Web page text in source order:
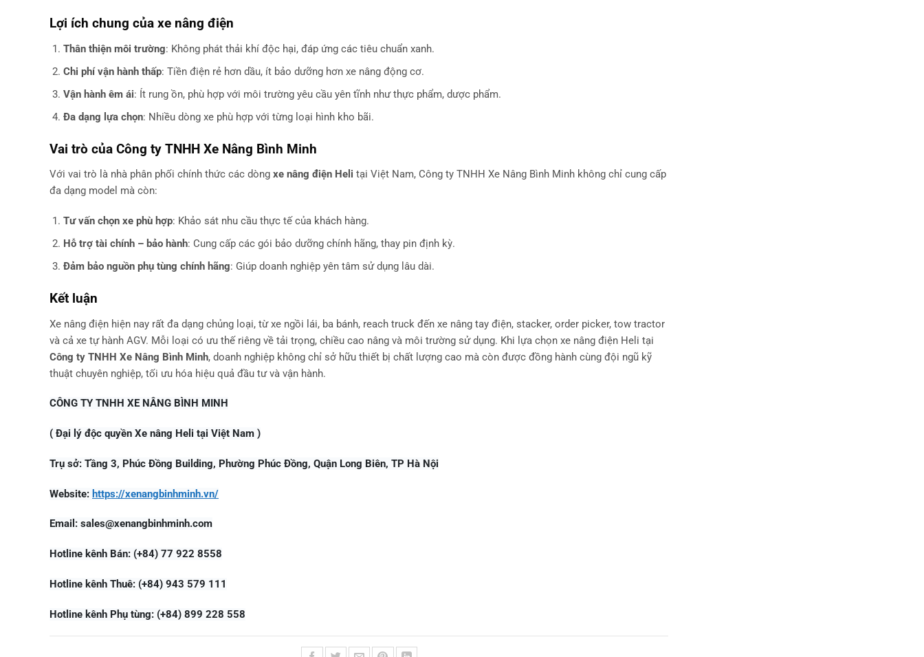
Lợi ích chung của xe nâng điện
Thân thiện môi trường: Không phát thải khí độc hại, đáp ứng các tiêu chuẩn xanh.
Chi phí vận hành thấp: Tiền điện rẻ hơn dầu, ít bảo dưỡng hơn xe nâng động cơ.
Vận hành êm ái: Ít rung ồn, phù hợp với môi trường yêu cầu yên tĩnh như thực phẩm, dược phẩm.
Đa dạng lựa chọn: Nhiều dòng xe phù hợp với từng loại hình kho bãi.
Vai trò của Công ty TNHH Xe Nâng Bình Minh
Với vai trò là nhà phân phối chính thức các dòng xe nâng điện Heli tại Việt Nam, Công ty TNHH Xe Nâng Bình Minh không chỉ cung cấp
đa dạng model mà còn:
Tư vấn chọn xe phù hợp: Khảo sát nhu cầu thực tế của khách hàng.
Hỗ trợ tài chính – bảo hành: Cung cấp các gói bảo dưỡng chính hãng, thay pin định kỳ.
Đảm bảo nguồn phụ tùng chính hãng: Giúp doanh nghiệp yên tâm sử dụng lâu dài.
Kết luận
Xe nâng điện hiện nay rất đa dạng chủng loại, từ xe ngồi lái, ba bánh, reach truck đến xe nâng tay điện, stacker, order picker, tow tractor
và cả xe tự hành AGV. Mỗi loại có ưu thế riêng về tải trọng, chiều cao nâng và môi trường sử dụng. Khi lựa chọn xe nâng điện Heli tại
Công ty TNHH Xe Nâng Bình Minh, doanh nghiệp không chỉ sở hữu thiết bị chất lượng cao mà còn được đồng hành cùng đội ngũ kỹ
thuật chuyên nghiệp, tối ưu hóa hiệu quả đầu tư và vận hành.
CÔNG TY TNHH XE NÂNG BÌNH MINH
( Đại lý độc quyền Xe nâng Heli tại Việt Nam )
Trụ sở: Tầng 3, Phúc Đồng Building, Phường Phúc Đồng, Quận Long Biên, TP Hà Nội
Website: https://xenangbinhminh.vn/
Email: sales@xenangbinhminh.com
Hotline kênh Bán: (+84) 77 922 8558
Hotline kênh Thuê: (+84) 943 579 111
Hotline kênh Phụ tùng: (+84) 899 228 558